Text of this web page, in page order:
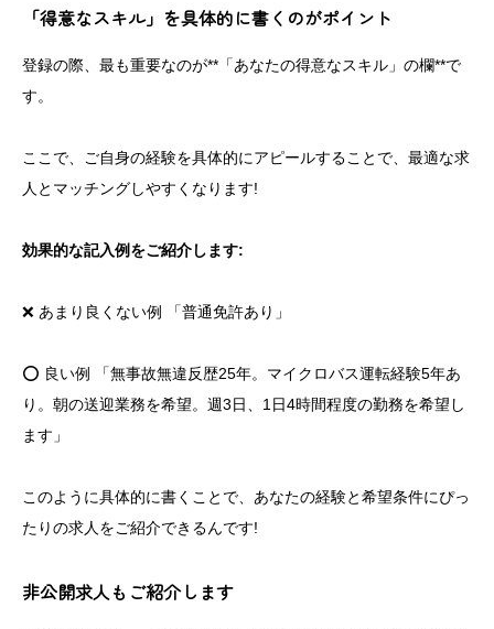
「得意なスキル」を具体的に書くのがポイント
登録の際、最も重要なのが**「あなたの得意なスキル」の欄**で
す。
ここで、ご自身の経験を具体的にアピールすることで、最適な求
人とマッチングしやすくなります!
効果的な記入例をご紹介します:
❌ あまり良くない例 「普通免許あり」
⭕ 良い例 「無事故無違反歴25年。マイクロバス運転経験5年あ
り。朝の送迎業務を希望。週3日、1日4時間程度の勤務を希望し
ます」
このように具体的に書くことで、あなたの経験と希望条件にぴっ
たりの求人をご紹介できるんです!
非公開求人もご紹介します